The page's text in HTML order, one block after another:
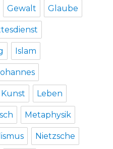
Gewalt Glaube
Islam
Kunst Leben
Metaphysik
Nietzsche